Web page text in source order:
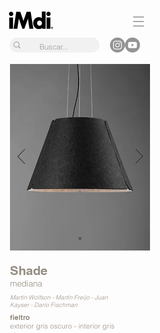
Shade
mediana
Martín Wolfson - Martín Freijo - Juan
Kayser - Darío Fischman
fieltro
exterior gris oscuro - interior gris